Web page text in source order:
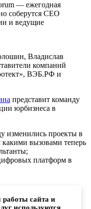
— ежегодная
соберутся CEO
и ведущие
Владислав
компаний
ВЭБ.РФ и
представит команду
юрбизнеса в
изменились проекты в
вызовами теперь
платформ в
признанный
работы сайта и